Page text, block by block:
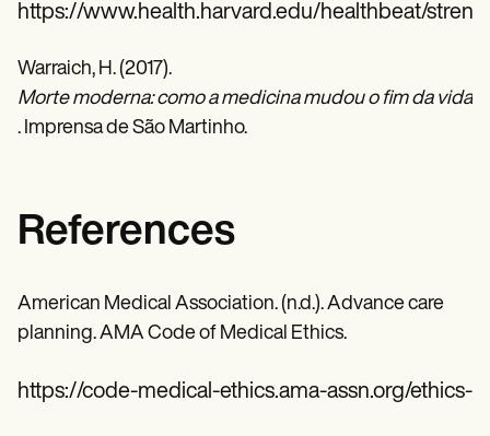
https://www.health.harvard.edu/healthbeat/
Warraich, H. (2017).
Morte moderna: como a medicina mudou o fim da vida
. Imprensa de São Martinho.
References
American Medical Association. (n.d.). Advance care
planning. AMA Code of Medical Ethics.
https://code-medical-ethics.ama-assn.org/ethics-